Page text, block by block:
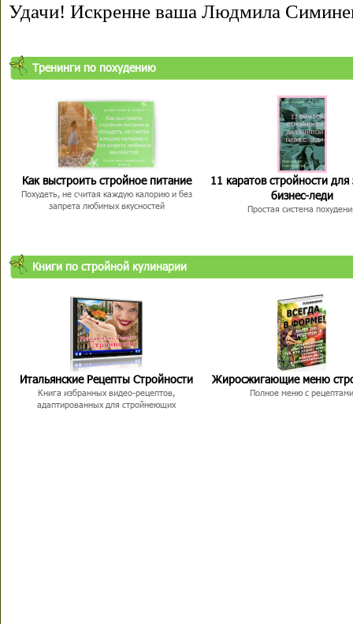
Удачи! Искренне ваша Людмила
Тренинги по похудению
Как выстроить стройное питание
Похудеть, не считая каждую калорию и без
запрета любимых вкусностей
11 каратов стройности для
бизнес-леди
Простая система
Книги по стройной кулинарии
Итальянские Рецепты Стройности
Книга избранных видео-рецептов,
адаптированных для стройнеющих
Жиросжигающие меню
Полное меню с рецептами